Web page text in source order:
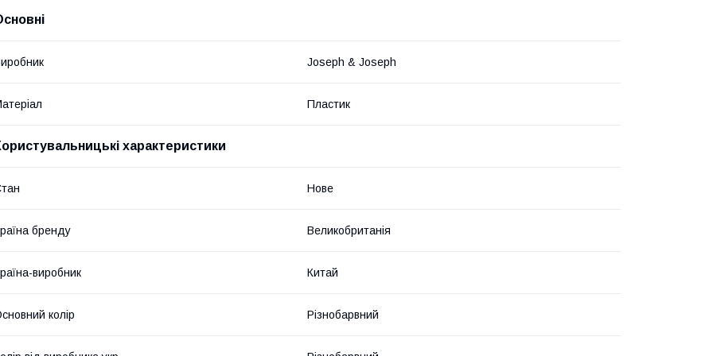
Joseph & Joseph
Пластик
характеристики
Нове
бренду Великобританія
виробник Китай
колір Різнобарвний